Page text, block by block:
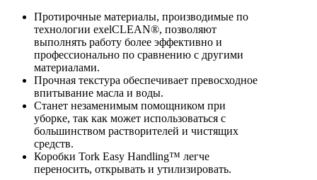
Протирочные материалы, производимые по
технологии exelCLEAN®, позволяют
выполнять работу более эффективно и
профессионально по сравнению с другими
материалами.
Прочная текстура обеспечивает превосходное
впитывание масла и воды.
Станет незаменимым помощником при
уборке, так как может использоваться с
большинством растворителей и чистящих
средств.
Коробки Tork Easy Handling™ легче
переносить, открывать и утилизировать.